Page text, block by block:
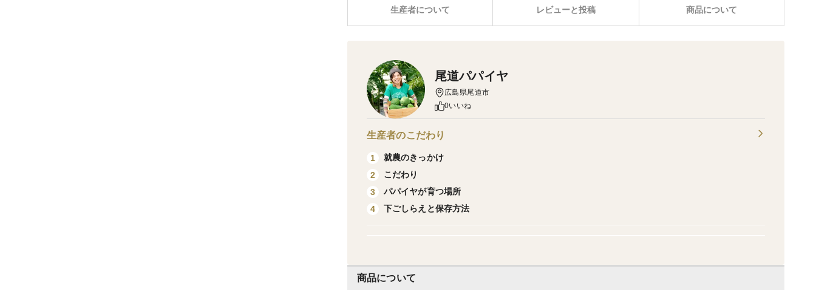
レビューと投稿 商品について
生産者について
商品について
尾道パパイヤ
広島県尾道市
0いいね
生産者のこだわり
1
就農のきっかけ
2
こだわり
3
パパイヤが育つ場所
4
下ごしらえと保存方法